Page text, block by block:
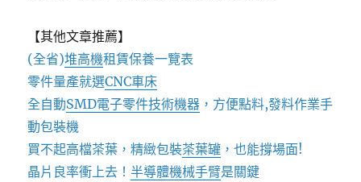
【其他文章推薦】
(全省)堆高機租賃保養一覽表
零件量產就選CNC車床
全自動SMD電子零件技術機器 ，方便點料,發料作業手
動包裝機
買不起高檔茶葉，精緻包裝茶葉罐 ，也能撐場面!
晶片良率衝上去！半導體機械手臂是關鍵